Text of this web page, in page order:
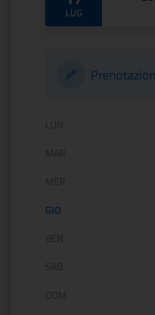
LUG
Orario di
LUN
MAR
MER
GIO
VEN
SAB
DOM